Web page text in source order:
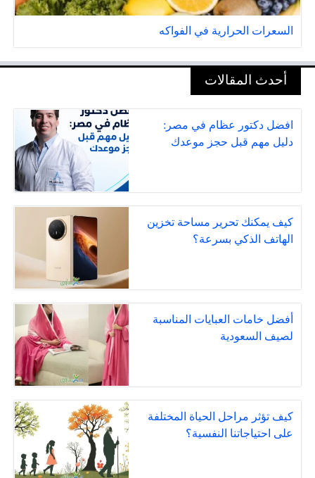
السعرات الحرارية في الفواكه
أحدث المقالات
افضل دكتور عظام في مصر:
دليل مهم قبل حجز موعدك
كيف يمكنك تحرير مساحة تخزين
الهاتف الذكي بسرعة؟
أفضل خامات العبايات المناسبة
لصيف السعودية
كيف تؤثر مراحل الحياة المختلفة
على احتياجاتنا النفسية؟